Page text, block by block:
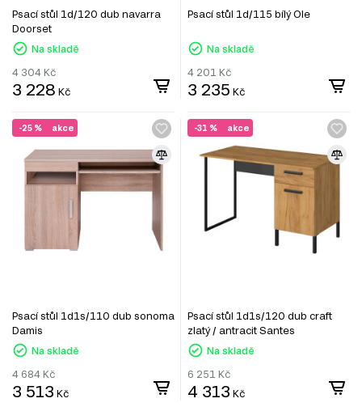
Psací stůl 1d/120 dub navarra
Doorset
Na skladě
4 304 Kč
3 228 Kč
Psací stůl 1d/115 bílý Ole
Na skladě
4 201 Kč
3 235 Kč
akce
-25 %
Psací stůl 1d1s/110 dub sonoma
Damis
Na skladě
4 684 Kč
3 513 Kč
akce
-31 %
Psací stůl 1d1s/120 dub craft
zlatý / antracit Santes
Na skladě
6 251 Kč
4 313 Kč